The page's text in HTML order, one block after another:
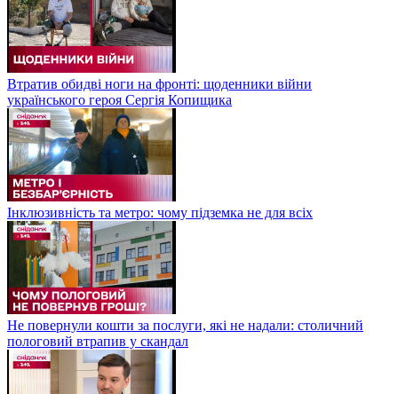
Втратив обидві ноги на фронті: щоденники війни
українського героя Сергія Копищика
Інклюзивність та метро: чому підземка не для всіх
Не повернули кошти за послуги, які не надали: столичний
пологовий втрапив у скандал